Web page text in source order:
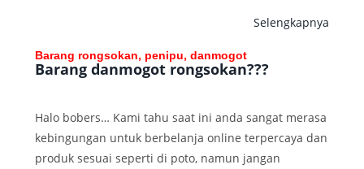
Selengkapnya
Barang rongsokan, penipu, danmogot
Barang danmogot rongsokan???
Halo bobers… Kami tahu saat ini anda sangat merasa
kebingungan untuk berbelanja online terpercaya dan
produk sesuai seperti di poto, namun jangan